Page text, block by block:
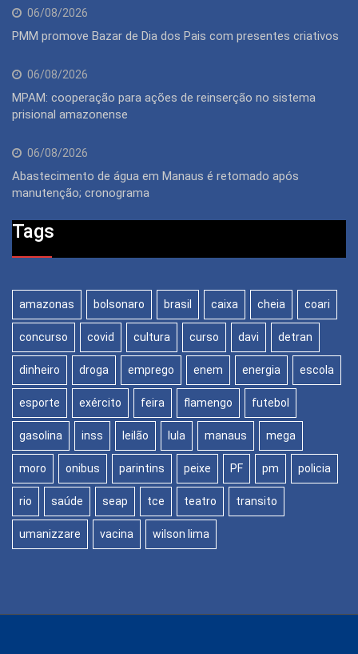
06/08/2026
PMM promove Bazar de Dia dos Pais com presentes criativos
06/08/2026
MPAM: cooperação para ações de reinserção no sistema
prisional amazonense
06/08/2026
Abastecimento de água em Manaus é retomado após
manutenção; cronograma
Tags
amazonas bolsonaro brasil caixa cheia coari
concurso covid cultura curso davi detran
dinheiro droga emprego enem energia escola
esporte exército feira flamengo futebol
gasolina inss leilão lula manaus mega
moro onibus parintins peixe PF pm policia
rio saúde seap tce teatro transito
umanizzare vacina wilson lima